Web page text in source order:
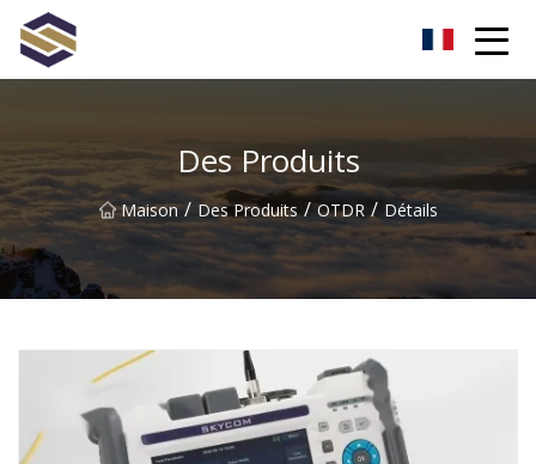
Des Produits
Maison / Des Produits / OTDR / Détails